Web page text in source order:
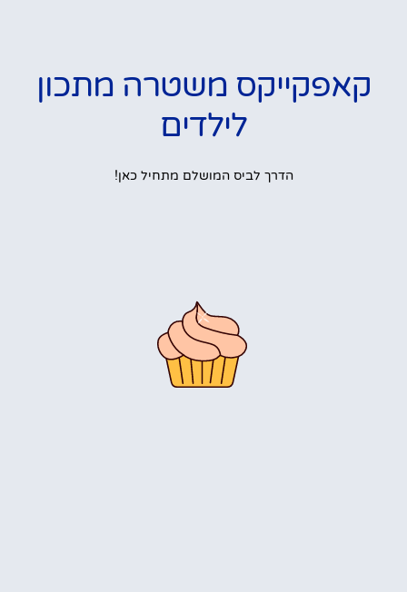
קאפקייקס משטרה מתכון
לילדים
הדרך לביס המושלם מתחיל כאן!